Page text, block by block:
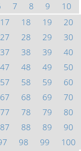
7 8 9
10
17 18 19
20
27 28 29
30
37 38 39
40
47 48 49
50
57 58 59
60
67 68 69
70
77 78 79
80
87 88 89
90
98 99
100